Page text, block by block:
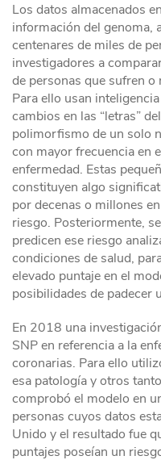
Los datos almacenados
información del genoma,
centenares de miles de
investigadores a
de personas que sufren
Para ello usan
cambios en las “letras”
polimorfismo de un solo
con mayor frecuencia en
enfermedad. Estas
constituyen algo
por decenas o millones
riesgo. Posteriormente,
predicen ese riesgo
condiciones de salud,
elevado puntaje en el
posibilidades de padecer
En 2018 una
SNP en referencia a la
coronarias. Para ello
esa patología y otros
comprobó el modelo en
personas cuyos datos
Unido y el resultado fue
puntajes poseían un